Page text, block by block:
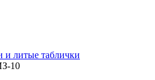
и литые таблички
10